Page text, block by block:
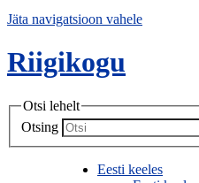
Jäta navigatsioon vahele
Riigikogu
Otsi lehelt
Otsing
Eesti keeles